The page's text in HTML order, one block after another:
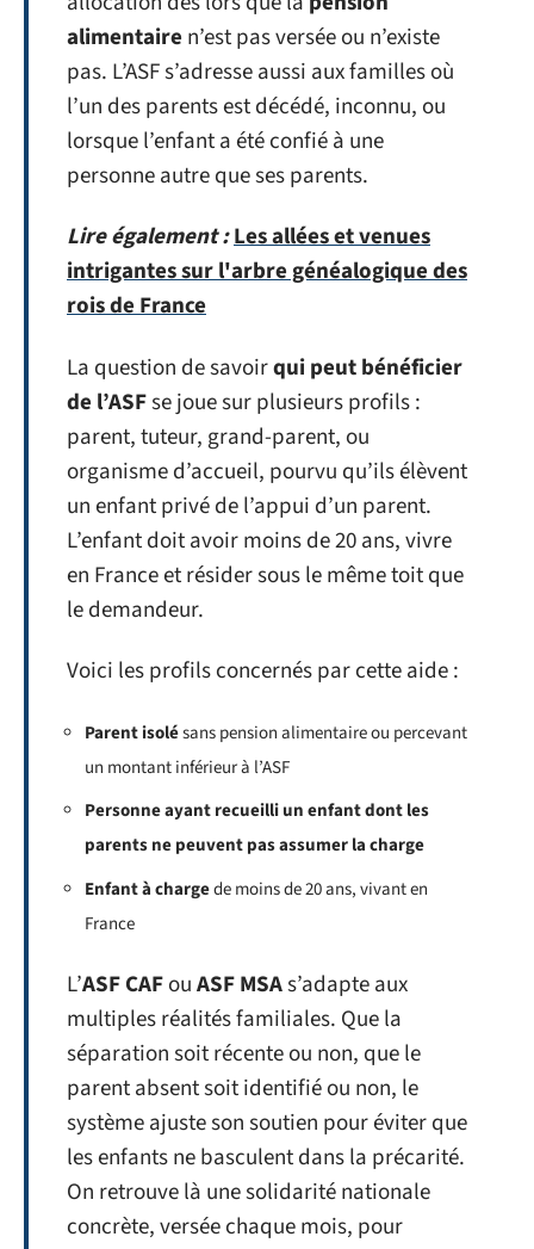
alimentaire n’est pas versée ou n’existe
pas. L’ASF s’adresse aussi aux familles où
l’un des parents est décédé, inconnu, ou
lorsque l’enfant a été confié à une
personne autre que ses parents.
Lire également :Les allées et venues
intrigantes sur l'arbre généalogique des
rois de France
La question de savoirqui peut bénéficier
de l’ASFse joue sur plusieurs profils :
parent, tuteur, grand-parent, ou
organisme d’accueil, pourvu qu’ils élèvent
un enfant privé de l’appui d’un parent.
L’enfant doit avoir moins de 20 ans, vivre
en France et résider sous le même toit que
le demandeur.
Voici les profils concernés par cette aide :
Parent isolésans pension alimentaire ou percevant
un montant inférieur à l’ASF
Personne ayant recueilli un enfant dont les
parents ne peuvent pas assumer la charge
Enfant à chargede moins de 20 ans, vivant en
France
L’ASF CAFouASF MSAs’adapte aux
multiples réalités familiales. Que la
séparation soit récente ou non, que le
parent absent soit identifié ou non, le
système ajuste son soutien pour éviter que
les enfants ne basculent dans la précarité.
On retrouve là une solidarité nationale
concrète, versée chaque mois, pour